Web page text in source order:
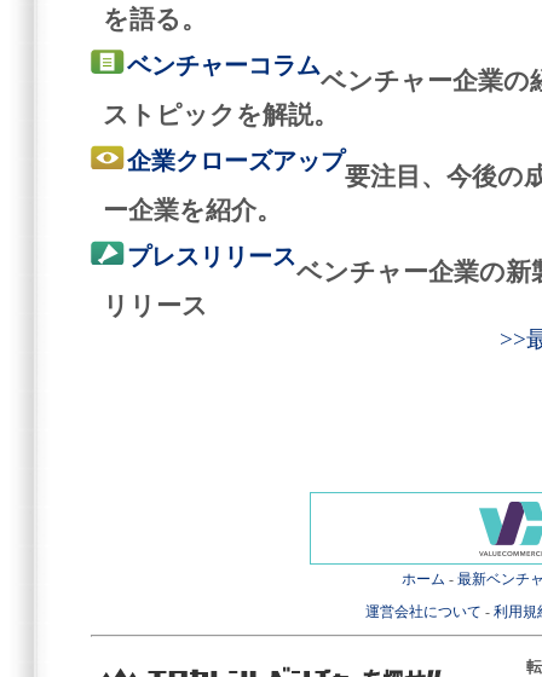
を語る。
ベンチャーコラム
ベンチャー企業の
ストピックを解説。
企業クローズアップ
要注目、今後の
ー企業を紹介。
プレスリリース
ベンチャー企業の新
リリース
>>
ホーム - 最新ベンチ
運営会社について - 利用規